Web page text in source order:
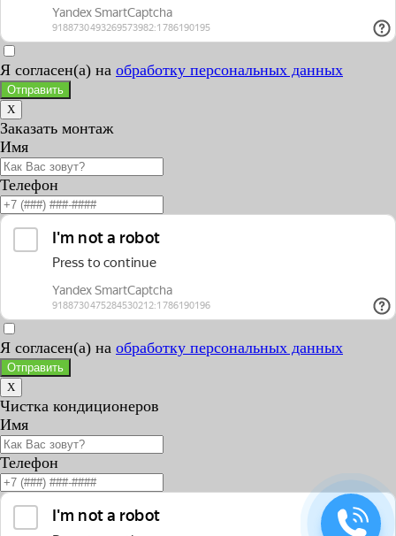
Я согласен(а) на обработку персональных данных
Отправить
X
Заказать монтаж
Имя
Телефон
Я согласен(а) на обработку персональных данных
Отправить
X
Чистка кондиционеров
Имя
Телефон